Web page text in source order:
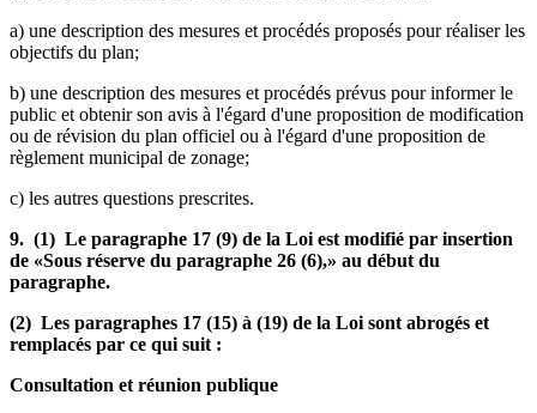
a) une description des mesures et procédés proposés pour réaliser les
objectifs du plan;
b) une description des mesures et procédés prévus pour informer le
public et obtenir son avis à l'égard d'une proposition de modification
ou de révision du plan officiel ou à l'égard d'une proposition de
règlement municipal de zonage;
c) les autres questions prescrites.
9. (1) Le paragraphe 17 (9) de la Loi est modifié par insertion
de «Sous réserve du paragraphe 26 (6),» au début du
paragraphe.
(2) Les paragraphes 17 (15) à (19) de la Loi sont abrogés et
remplacés par ce qui suit :
Consultation et réunion publique